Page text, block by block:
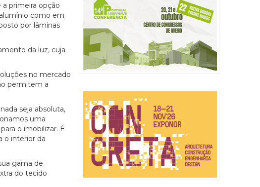
primeira opção
como em
por lâminas
da luz, cuja
no mercado
permitem a
seja absoluta,
uma
o imobilizar. É
o interior da
gama de
do tecido